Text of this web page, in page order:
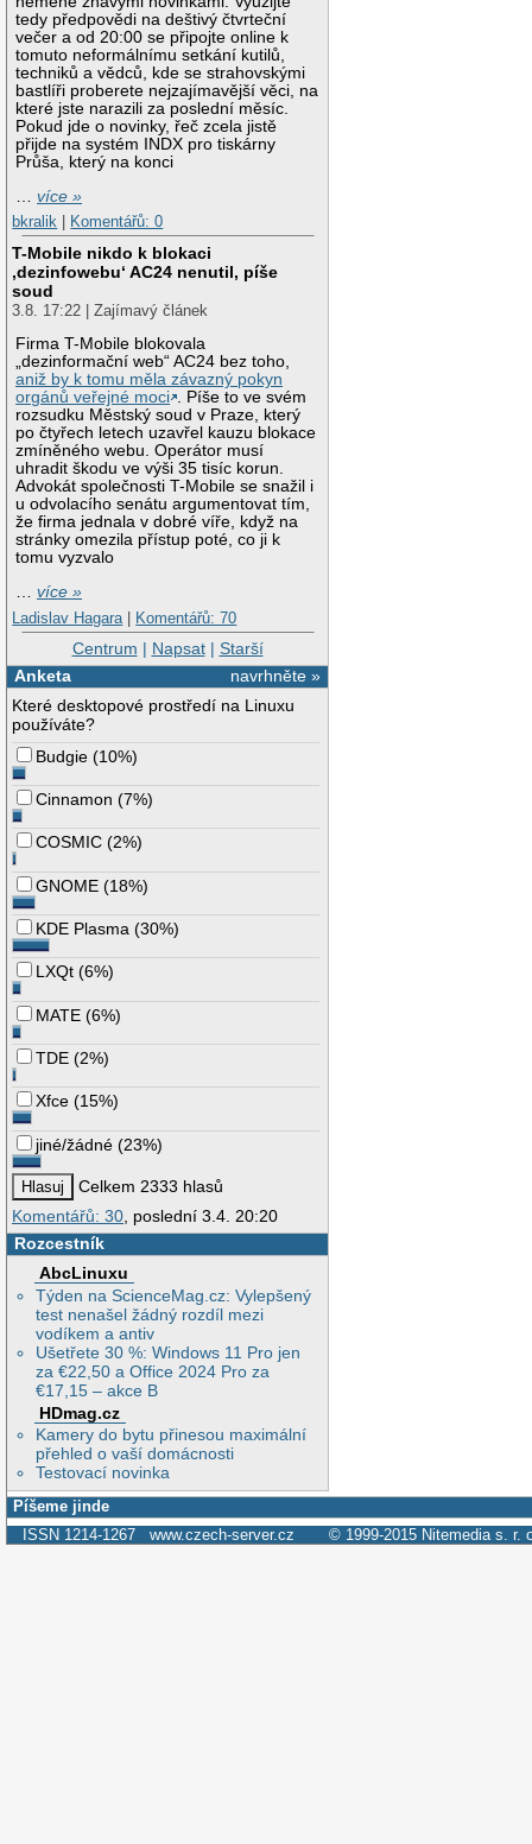
tedy předpovědi na deštivý čtvrteční
večer a od 20:00 se připojte online k
tomuto neformálnímu setkání kutilů,
techniků a vědců, kde se strahovskými
bastlíři proberete nejzajímavější věci, na
které jste narazili za poslední měsíc.
Pokud jde o novinky, řeč zcela jistě
přijde na systém INDX pro tiskárny
Průša, který na konci
…více »
bkralik
Komentářů: 0
T-Mobile nikdo k blokaci
‚dezinfowebu‘ AC24 nenutil, píše
soud
3.8. 17:22 | Zajímavý článek
Firma T-Mobile blokovala
„dezinformační web“ AC24 bez toho,
aniž by k tomu měla závazný pokyn
orgánů veřejné moci . Píše to ve svém
rozsudku Městský soud v Praze, který
po čtyřech letech uzavřel kauzu blokace
zmíněného webu. Operátor musí
uhradit škodu ve výši 35 tisíc korun.
Advokát společnosti T-Mobile se snažil i
u odvolacího senátu argumentovat tím,
že firma jednala v dobré víře, když na
stránky omezila přístup poté, co ji k
tomu vyzvalo
…více »
Ladislav Hagara | Komentářů: 70
Centrum | Napsat| Starší
navrhněte »
Anketa
Které desktopové prostředí na Linuxu
používáte?
Budgie (10%)
Cinnamon (7%)
COSMIC (2%)
GNOME (18%)
KDE Plasma (30%)
LXQt (6%)
MATE (6%)
TDE (2%)
Xfce (15%)
jiné/žádné (23%)
Celkem 2333 hlasů
Komentářů: 30, poslední 3.4. 20:20
Rozcestník
AbcLinuxu
Týden na ScienceMag.cz: Vylepšený
test nenašel žádný rozdíl mezi
vodíkem a antiv
Ušetřete 30 %: Windows 11 Pro jen
za €22,50 a Office 2024 Pro za
€17,15 – akce B
HDmag.cz
Kamery do bytu přinesou maximální
přehled o vaší domácnosti
Testovací novinka
Píšeme jinde
ISSN 1214-1267 www.czech-server.cz © 1999-2015 Nitemedia s. r.